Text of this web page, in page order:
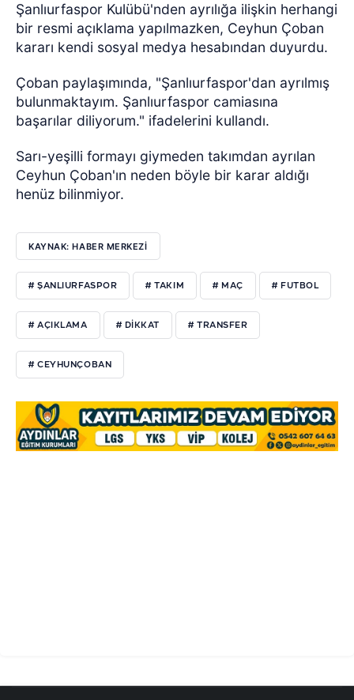
Şanlıurfaspor Kulübü'nden ayrılığa ilişkin herhangi
bir resmi açıklama yapılmazken, Ceyhun Çoban
kararı kendi sosyal medya hesabından duyurdu.
Çoban paylaşımında, "Şanlıurfaspor'dan ayrılmış
bulunmaktayım. Şanlıurfaspor camiasına
başarılar diliyorum." ifadelerini kullandı.
Sarı-yeşilli formayı giymeden takımdan ayrılan
Ceyhun Çoban'ın neden böyle bir karar aldığı
henüz bilinmiyor.
KAYNAK: HABER MERKEZİ
# ŞANLIURFASPOR # TAKIM # MAÇ # FUTBOL
# AÇIKLAMA # DIKKAT # TRANSFER
# CEYHUNÇOBAN